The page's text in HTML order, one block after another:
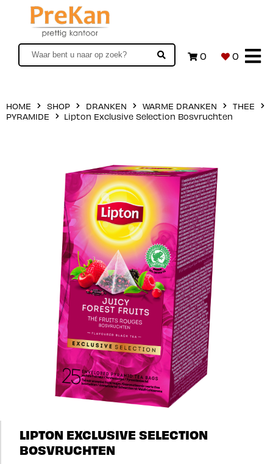
0 0
HOME SHOP DRANKEN WARME DRANKEN
THEE
PYRAMIDE
Lipton Exclusive Selection Bosvruchten
LIPTON EXCLUSIVE SELECTION
BOSVRUCHTEN